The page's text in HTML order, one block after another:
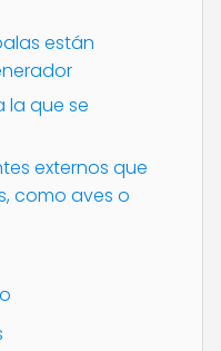
están
la que se
externos que
como aves o